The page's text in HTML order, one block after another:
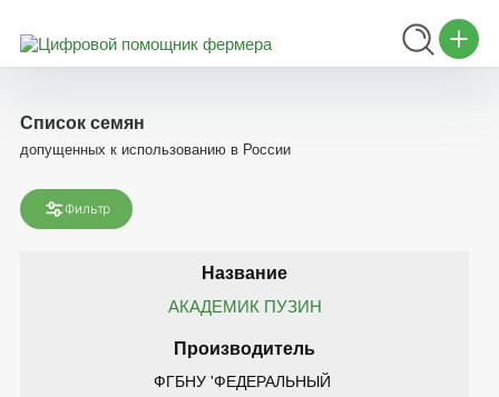
Список семян
допущенных к использованию в России
Фильтр
АКАДЕМИК ПУЗИН
ФГБНУ 'ФЕДЕРАЛЬНЫЙ